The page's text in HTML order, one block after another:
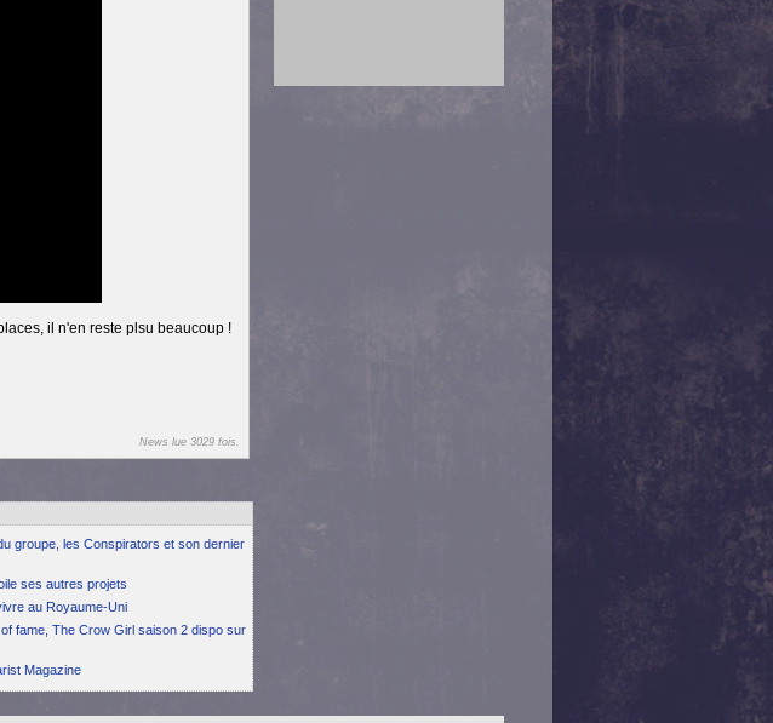
il n'en reste plsu beaucoup !
News lue 3029 fois.
groupe, les Conspirators et son dernier
ses autres projets
au Royaume-Uni
fame, The Crow Girl saison 2 dispo sur
Magazine